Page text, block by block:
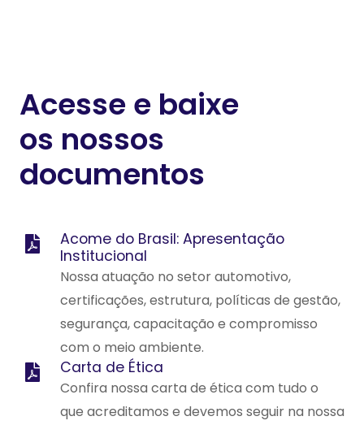
Acesse e baixe
os nossos
documentos
Acome do Brasil: Apresentação
Institucional
Nossa atuação no setor automotivo,
certificações, estrutura, políticas de gestão,
segurança, capacitação e compromisso
com o meio ambiente.
Carta de Ética
Confira nossa carta de ética com tudo o
que acreditamos e devemos seguir na nossa